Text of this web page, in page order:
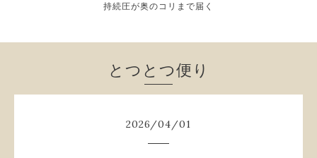
持続圧が奥のコリまで届く
とつとつ便り
2026/04/01